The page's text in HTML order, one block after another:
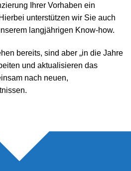
Ihrer Vorhaben ein
unterstützen wir Sie auch
langjährigen Know-how.
bereits, sind aber „in die Jahre
und aktualisieren das
nach neuen,